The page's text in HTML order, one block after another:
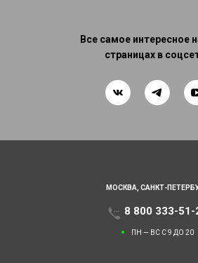
Все самое интересное
страницах в
МОСКВА, САНКТ-
8 800 333-51-
ПН — ВС С 9 ДО 20